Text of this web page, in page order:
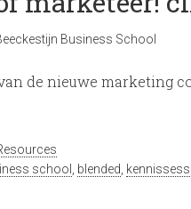
Business School
de nieuwe marketing
school blended